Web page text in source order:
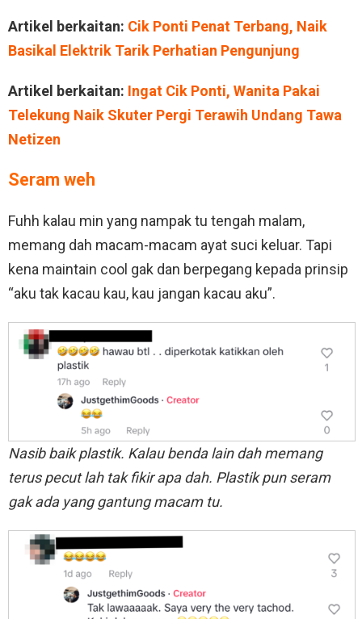
Artikel berkaitan: Cik Ponti Penat Terbang, Naik
Basikal Elektrik Tarik Perhatian Pengunjung
Artikel berkaitan: Ingat Cik Ponti, Wanita Pakai
Telekung Naik Skuter Pergi Terawih Undang Tawa
Netizen
Seram weh
Fuhh kalau min yang nampak tu tengah malam,
memang dah macam-macam ayat suci keluar. Tapi
kena maintain cool gak dan berpegang kepada prinsip
“aku tak kacau kau, kau jangan kacau aku”.
Nasib baik plastik. Kalau benda lain dah memang
terus pecut lah tak fikir apa dah. Plastik pun seram
gak ada yang gantung macam tu.